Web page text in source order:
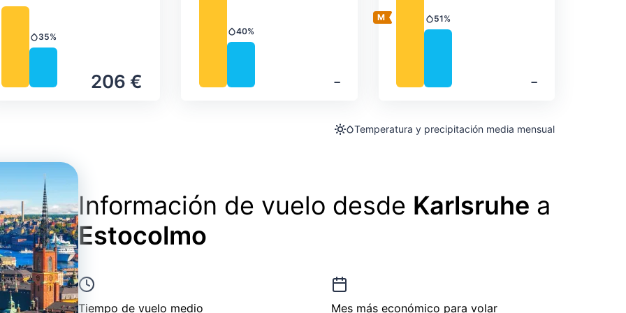
206 €
Precipitación
35%
‐
Precipitación
40%
‐
Precipitación
51%
Temperatura y precipitación media mensual
Información de vuelo desde Karlsruhe a
Estocolmo
Tiempo de vuelo medio Mes más económico para volar